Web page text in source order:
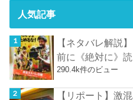
人気記事
【ネタバレ解説
前に《絶対に》
290.4k件のビュー
【リポート】激